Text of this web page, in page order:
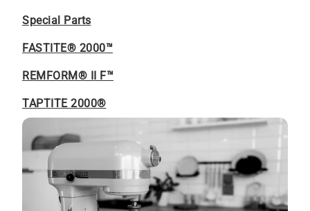
Special Parts
FASTITE® 2000™
REMFORM® II F™
TAPTITE 2000®